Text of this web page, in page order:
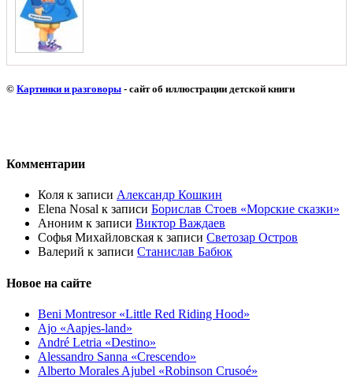
© Картинки и разговоры - сайт об иллюстрации детской книги
Комментарии
Коля к записи Александр Кошкин
Elena Nosal к записи Борислав Стоев «Морские сказки»
Аноним к записи Виктор Важдаев
Софья Михайловская к записи Светозар Остров
Валерий к записи Станислав Бабюк
Новое на сайте
Beni Montresor «Little Red Riding Hood»
Ajo «Aapjes-land»
André Letria «Destino»
Alessandro Sanna «Crescendo»
Alberto Morales Ajubel «Robinson Crusoé»